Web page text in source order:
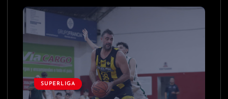
SUPERLIGA